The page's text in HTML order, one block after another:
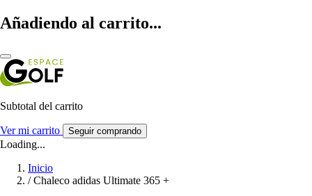
Añadiendo al carrito...
Subtotal del carrito
Ver mi carrito Seguir comprando
Loading...
Inicio
/ Chaleco adidas Ultimate 365 +